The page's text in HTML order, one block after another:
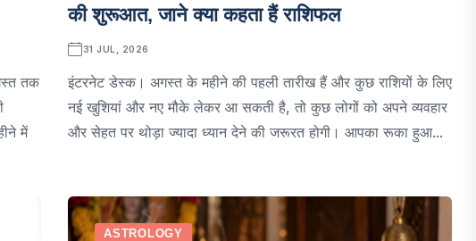
तक
में
की शुरूआत, जाने क्या कहता हैं राशिफल
31 JUL, 2026
इंटरनेट डेस्क। अगस्त के महीने की पहली तारीख हैं और कुछ राशियों के लिए
नई खुशियां और नए मौके लेकर आ सकती है, तो कुछ लोगों को अपने व्यवहार
और सेहत पर थोड़ा ज्यादा ध्यान देने की जरूरत होगी। आपका रूका हुआ...
ASTROLOGY